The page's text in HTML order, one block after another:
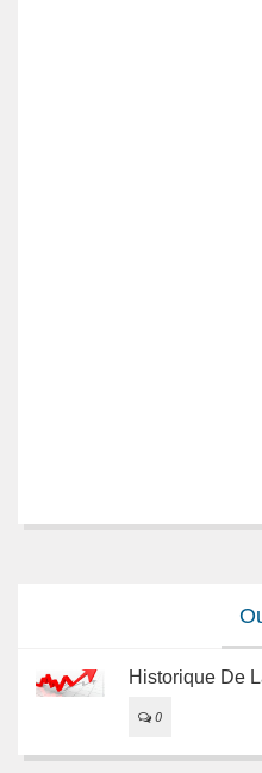
Historique De
0